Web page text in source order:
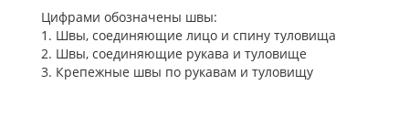
Цифрами обозначены швы:
1. Швы, соединяющие лицо и спину туловища
2. Швы, соединяющие рукава и туловище
3. Крепежные швы по рукавам и туловищу